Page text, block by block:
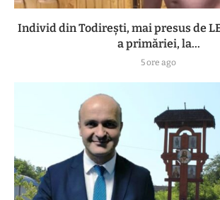
Individ din Todirești, mai presus de
a primăriei, la...
5 ore ago